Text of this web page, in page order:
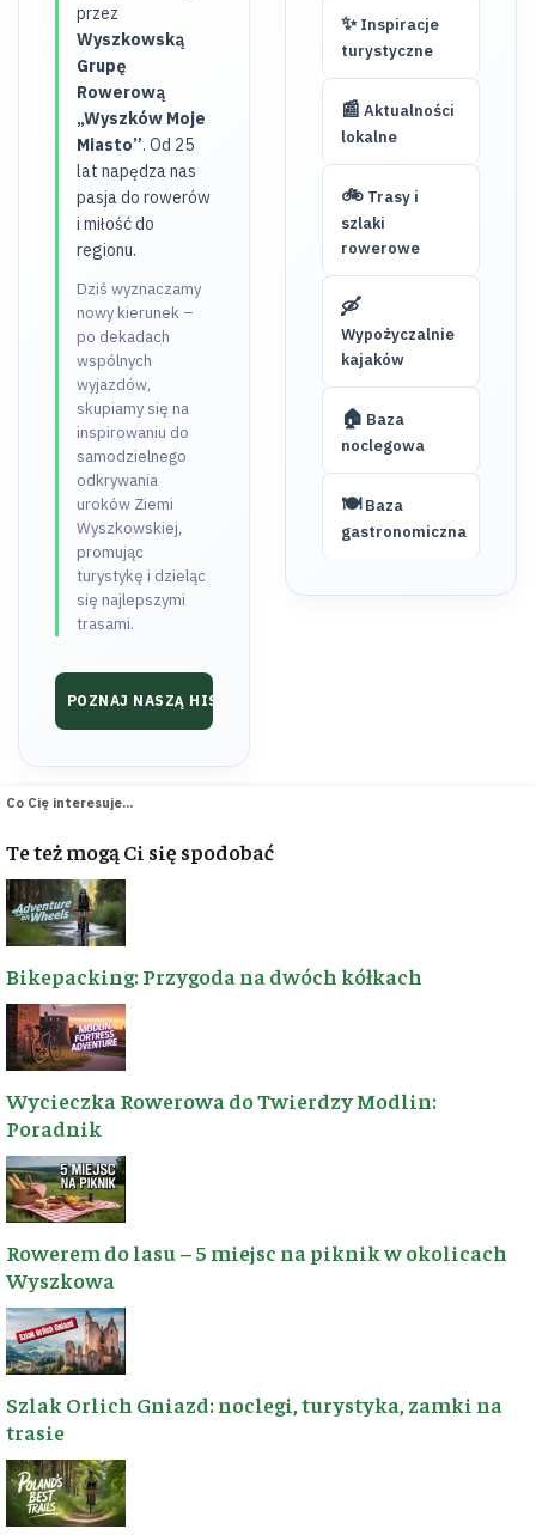
Co Cię interesuje...
Te też mogą Ci się spodobać
Bikepacking: Przygoda na dwóch kółkach
Wycieczka Rowerowa do Twierdzy Modlin:
Poradnik
Rowerem do lasu – 5 miejsc na piknik w okolicach
Wyszkowa
Szlak Orlich Gniazd: noclegi, turystyka, zamki na
trasie
przez
Wyszkowską
Grupę
Rowerową
„Wyszków Moje
Miasto”. Od 25
lat napędza nas
pasja do rowerów
i miłość do
regionu.
Dziś wyznaczamy
nowy kierunek –
po dekadach
wspólnych
wyjazdów,
skupiamy się na
inspirowaniu do
samodzielnego
odkrywania
uroków Ziemi
Wyszkowskiej,
promując
turystykę i dzieląc
się najlepszymi
trasami.
POZNAJ NASZĄ HISTORIĘ ➔
✨Inspiracje
turystyczne
📰 Aktualności
lokalne
🚲Trasy i
szlaki
rowerowe
🛶
Wypożyczalnie
kajaków
🏠 Baza
noclegowa
🍽️Baza
gastronomiczna
WSPARCIE
Dzięki wsparciu
nowe trasy i dbamy o
region. Każda złotówka
to realne kilometry
szlaków!
🛡️Patronite
☕Postaw
wirtualną kawę
💡Dorzuć się
przez Suppi
regionu lub chcesz
📧